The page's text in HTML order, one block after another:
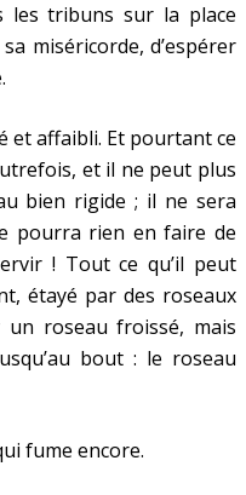
les tribuns sur la place
miséricorde, d’espérer
et affaibli. Et pourtant ce
et il ne peut plus
bien rigide ; il ne sera
pourra rien en faire de
! Tout ce qu’il peut
étayé par des roseaux
roseau froissé, mais
bout : le roseau
fume encore.